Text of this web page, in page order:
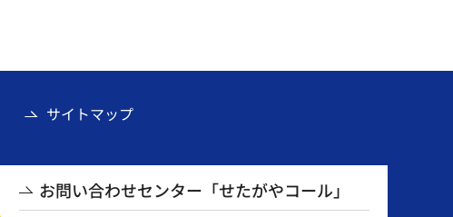
サイトマップ
お問い合わせセンター「せたがやコール」